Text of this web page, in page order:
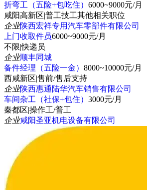
折弯工（五险+包吃住） 6000~9000元/月
咸阳高新区|普工技工其他相关职位
企业陕西宏祥专用汽车零部件有限公司
上门收取件员6000~9000元/月
不限|快递员
企业顺丰同城
备件经理（五险一金） 8000~10000元/月
西咸新区|售前/售后支持
企业陕西惠通陆华汽车销售有限公司
车间杂工（社保+包住） 3000元/月
秦都区|操作工/普工
企业咸阳圣亚机电设备有限公司